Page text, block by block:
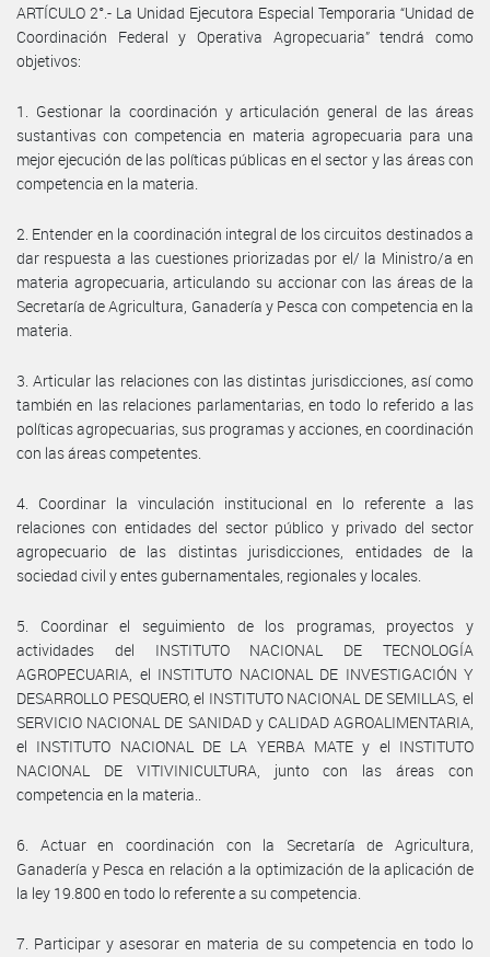
ARTÍCULO 2°.- La Unidad Ejecutora Especial Temporaria “Unidad de
Coordinación Federal y Operativa Agropecuaria” tendrá como
objetivos:
1. Gestionar la coordinación y articulación general de las áreas
sustantivas con competencia en materia agropecuaria para una
mejor ejecución de las políticas públicas en el sector y las áreas con
competencia en la materia.
2. Entender en la coordinación integral de los circuitos destinados a
dar respuesta a las cuestiones priorizadas por el/ la Ministro/a en
materia agropecuaria, articulando su accionar con las áreas de la
Secretaría de Agricultura, Ganadería y Pesca con competencia en la
materia.
3. Articular las relaciones con las distintas jurisdicciones, así como
también en las relaciones parlamentarias, en todo lo referido a las
políticas agropecuarias, sus programas y acciones, en coordinación
con las áreas competentes.
4. Coordinar la vinculación institucional en lo referente a las
relaciones con entidades del sector público y privado del sector
agropecuario de las distintas jurisdicciones, entidades de la
sociedad civil y entes gubernamentales, regionales y locales.
5. Coordinar el seguimiento de los programas, proyectos y
actividades del INSTITUTO NACIONAL DE TECNOLOGÍA
AGROPECUARIA, el INSTITUTO NACIONAL DE INVESTIGACIÓN Y
DESARROLLO PESQUERO, el INSTITUTO NACIONAL DE SEMILLAS, el
SERVICIO NACIONAL DE SANIDAD y CALIDAD AGROALIMENTARIA,
el INSTITUTO NACIONAL DE LA YERBA MATE y el INSTITUTO
NACIONAL DE VITIVINICULTURA, junto con las áreas con
competencia en la materia..
6. Actuar en coordinación con la Secretaría de Agricultura,
Ganadería y Pesca en relación a la optimización de la aplicación de
la ley 19.800 en todo lo referente a su competencia.
7. Participar y asesorar en materia de su competencia en todo lo